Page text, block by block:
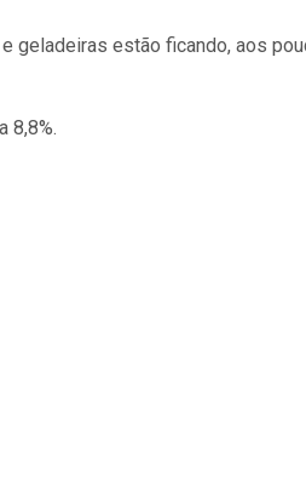
geladeiras estão ficando, aos
8,8%.